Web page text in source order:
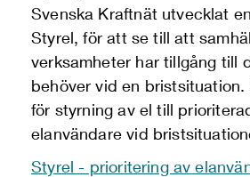
Svenska Kraftnät utvecklat
Styrel, för att se till att
verksamheter har tillgång till
behöver vid en bristsituation.
för styrning av el till
elanvändare vid
Styrel - prioritering av